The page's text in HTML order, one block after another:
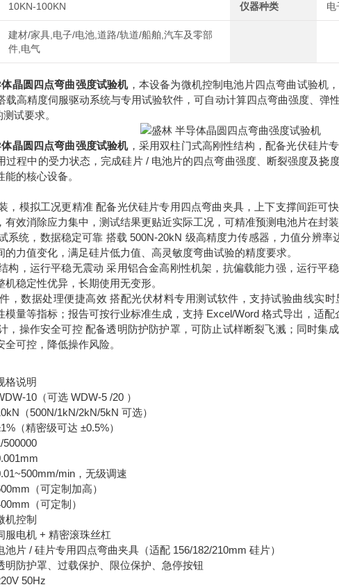
10KN-100KN 仪器种类 电
建材/家具,电子/电池,道路/轨道/船舶,汽车及零部
件,电气
晶圆四点弯曲强度试验机，本设备为微机控制电池片四点弯曲试验机
载高精度伺服驱动系统与专用试验软件，可自动计算四点弯曲强度、弹
试要求。
晶圆四点弯曲强度试验机，采用双柱门式高刚性结构，配备光伏硅片
过程中的受力状态，完成硅片 / 电池片的四点弯曲强度、断裂强度及挠
的核心设备。
，模拟工况更精准 配备光伏硅片专用四点弯曲夹具，上下支撑间距可
有效消除应力集中，测试结果更贴近实际工况，可精准预测电池片在封
系统，数据稳定可靠 搭载 500N-20kN 级高精度力传感器，力值分辨率
的力值变化，满足硅片低力值、高灵敏度弯曲试验的精度要求。
构，运行平稳无震动 采用铝合金高刚性机架，抗偏载能力强，运行平
稳定性优异，长期使用无变形。
，数据处理便捷高效 搭配光伏材料专用测试软件，支持试验曲线实
模量等指标；报告可按行业标准生成，支持 Excel/Word 格式导出，适配
，操作安全可控 配备透明防护防护罩，可防止试样断裂飞溅；同时集
可控，降低操作风险。
格说明
10（可选 WDW-5 /20 ）
（500N/1kN/2kN/5kN 可选）
（精密级可达 ±0.5%）
500000
min，无级调速
（可定制加高）
（可定制）
机控制
服电机 + 精密滚珠丝杠
池片 / 硅片专用四点弯曲夹具（适配 156/182/210mm 硅片）
明防护罩、过载保护、限位保护、急停按钮
50Hz